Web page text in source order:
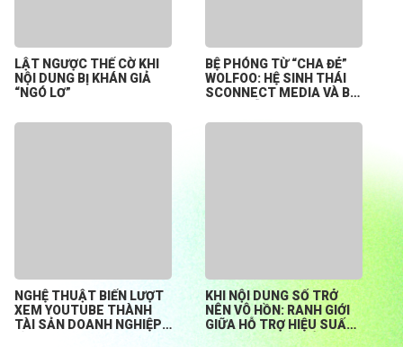
LẬT NGƯỢC THẾ CỜ KHI
NỘI DUNG BỊ KHÁN GIẢ
“NGÓ LƠ”
BỆ PHÓNG TỪ “CHA ĐẺ”
WOLFOO: HỆ SINH THÁI
SCONNECT MEDIA VÀ BÀI
KHỞI NGHIỆP TỪ CON SỐ
NGHỆ THUẬT BIẾN LƯỢT
XEM YOUTUBE THÀNH
TÀI SẢN DOANH NGHIỆP
KHI NỘI DUNG SỐ TRỞ
NÊN VÔ HỒN: RANH GIỚI
GIỮA HỖ TRỢ HIỆU SUẤT
HAY ĐÁNH MẤT BẢN